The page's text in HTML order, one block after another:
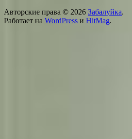
Авторские права © 2026 Забалуйка.
Работает на WordPress и HitMag.